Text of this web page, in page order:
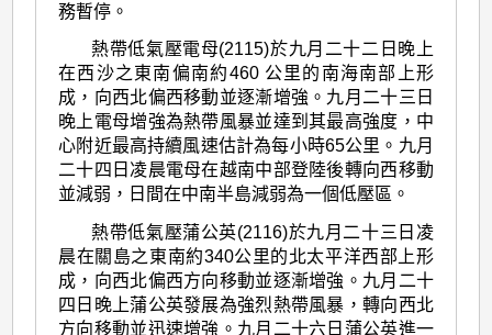
務暫停。
熱帶低氣壓電母(2115)於九月二十二日晚上
在西沙之東南偏南約460 公里的南海南部上形
成，向西北偏西移動並逐漸增強。九月二十三日
晚上電母增強為熱帶風暴並達到其最高強度，中
心附近最高持續風速估計為每小時65公里。九月
二十四日凌晨電母在越南中部登陸後轉向西移動
並減弱，日間在中南半島減弱為一個低壓區。
熱帶低氣壓蒲公英(2116)於九月二十三日凌
晨在關島之東南約340公里的北太平洋西部上形
成，向西北偏西方向移動並逐漸增強。九月二十
四日晚上蒲公英發展為強烈熱帶風暴，轉向西北
方向移動並迅速增強。九月二十六日蒲公英進一